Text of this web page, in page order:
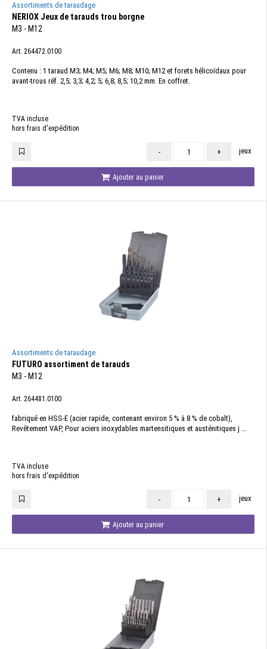
Assortiments de taraudage
NERIOX Jeux de tarauds trou borgne
M3 - M12
Art. 264472.0100
Contenu : 1 taraud M3; M4; M5; M6; M8; M10; M12 et forets hélicoïdaux pour
avant-trous réf. 2,5; 3,3; 4,2; 5; 6,8; 8,5; 10,2 mm. En coffret.
TVA incluse
hors frais d'expédition
- + jeux
Ajouter au panier
Assortiments de taraudage
FUTURO assortiment de tarauds
M3 - M12
Art. 264481.0100
fabriqué en HSS-E (acier rapide, contenant environ 5 % à 8 % de cobalt),
Revêtement VAP, Pour aciers inoxydables martensitiques et austénitiques j ...
TVA incluse
hors frais d'expédition
- + jeux
Ajouter au panier